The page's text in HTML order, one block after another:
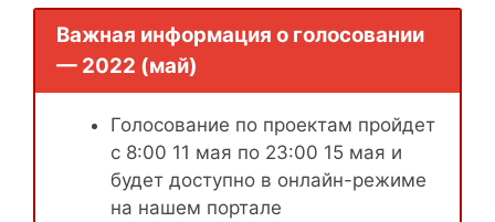
Важная информация о голосовании
— 2022 (май)
Голосование по проектам пройдет
с 8:00 11 мая по 23:00 15 мая и
будет доступно в онлайн-режиме
на нашем портале